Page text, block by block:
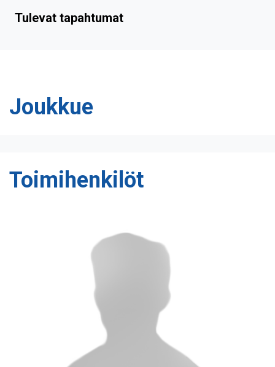
Tulevat tapahtumat
Joukkue
Toimihenkilöt